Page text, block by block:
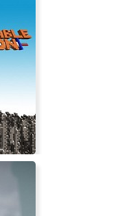
2000